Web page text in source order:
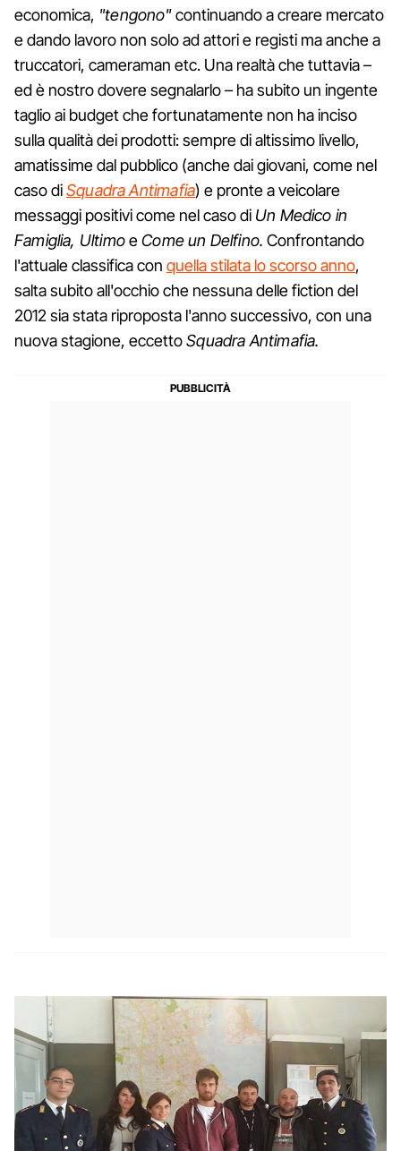
economica, "tengono"continuando a creare mercato
e dando lavoro non solo ad attori e registi ma anche a
truccatori, cameraman etc. Una realtà che tuttavia –
ed è nostro dovere segnalarlo – ha subito un ingente
taglio ai budget che fortunatamente non ha inciso
sulla qualità dei prodotti: sempre di altissimo livello,
amatissime dal pubblico (anche dai giovani, come nel
caso diSquadra Antimafia) e pronte a veicolare
messaggi positivi come nel caso di Un Medico in
Famiglia, UltimoeCome un Delfino. Confrontando
l'attuale classifica con quella stilata lo scorso anno,
salta subito all'occhio che nessuna delle fiction del
2012 sia stata riproposta l'anno successivo, con una
nuova stagione, eccettoSquadra Antimafia.